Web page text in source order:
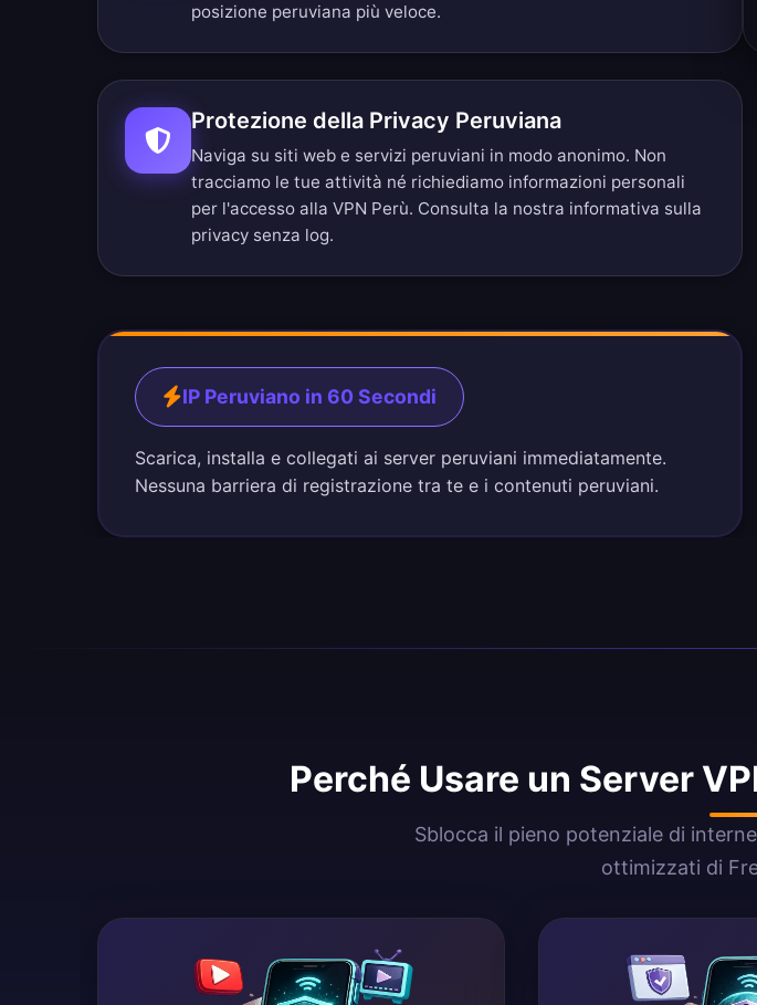
posizione peruviana più veloce.
Protezione della Privacy Peruviana
Naviga su siti web e servizi peruviani in modo anonimo. Non
tracciamo le tue attività né richiediamo informazioni personali
per l'accesso alla VPN Perù. Consulta la nostra informativa sulla
privacy senza log.
IP Peruviano in 60 Secondi
Scarica, installa e collegati ai server peruviani immediatamente.
Nessuna barriera di registrazione tra te e i contenuti peruviani.
Perché Usare un Server
Sblocca il pieno potenziale di
ottimizzati di